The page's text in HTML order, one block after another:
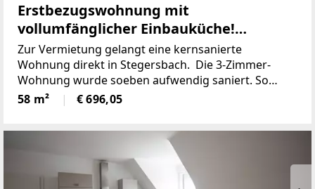
Erstbezugswohnung mit
vollumfänglicher Einbauküche!
(Provisionsfrei)
Zur Vermietung gelangt eine kernsanierte
Wohnung direkt in Stegersbach. Die 3-Zimmer-
Wohnung wurde soeben aufwendig saniert. So
wurde unter anderem dieElektronik gänzlich
erneuert und für einen niedrigen
58 m² € 696,05